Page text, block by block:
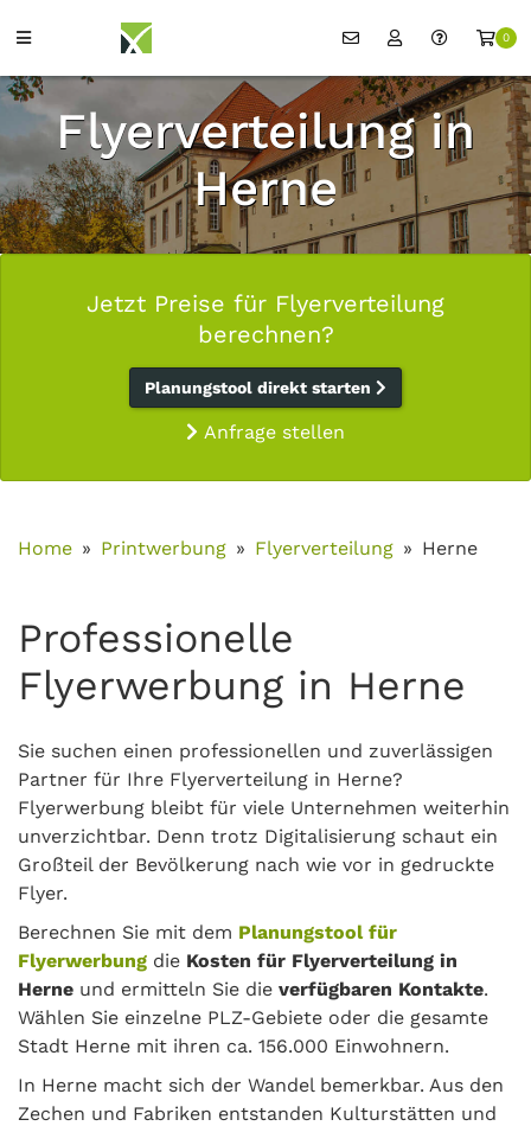
0
Flyerverteilung in
Herne
Jetzt Preise für Flyerverteilung
berechnen?
Planungstool direkt starten
Anfrage stellen
Home Printwerbung Flyerverteilung Herne
Professionelle
Flyerwerbung in Herne
Sie suchen einen professionellen und zuverlässigen
Partner für Ihre Flyerverteilung in Herne?
Flyerwerbung bleibt für viele Unternehmen weiterhin
unverzichtbar. Denn trotz Digitalisierung schaut ein
Großteil der Bevölkerung nach wie vor in gedruckte
Flyer.
Berechnen Sie mit dem Planungstool für
Flyerwerbung die Kosten für Flyerverteilung in
Herne und ermitteln Sie die verfügbaren Kontakte.
Wählen Sie einzelne PLZ-Gebiete oder die gesamte
Stadt Herne mit ihren ca. 156.000 Einwohnern.
In Herne macht sich der Wandel bemerkbar. Aus den
Zechen und Fabriken entstanden Kulturstätten und